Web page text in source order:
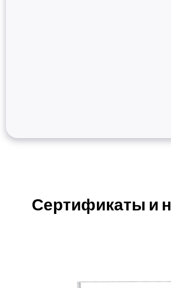
Сертификаты и